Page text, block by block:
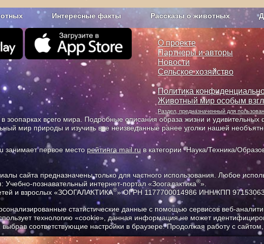
Интересные факты Рассказы о животных
и без рекламы О проекте
О проекте
Партнеры и авторы
Новости
Сельское хозяйство
Политика
Животный мир особым
Раздел, предназначенный для
зоопарках всего мира. Подробные описания образа жизни и
мир природы и изучить все неизведанные ранее уголки нашей
занимает первое место рейтинга mail.ru в категории "Наука/Техника/
сайта предназначены только для частного использования. Любое
познавательный интернет-портал «Зоогалактика®».
и взрослых «ЗООГАЛАКТИКА®» ОГРН 1177700014986 ИНН/КПП
статистические данные с помощью сервисов веб-
технологию «cookie», данная информация не может
соответствующие настройки в браузере. Продолжая работу с